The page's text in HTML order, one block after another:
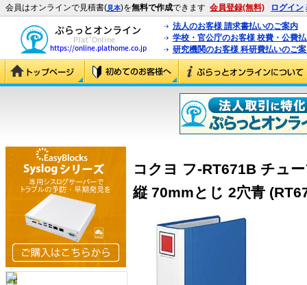
会員はオンラインで見積書(見本)を無料で作成できます 会員登録(無料) ログイン
法人のお客様 請求書払いのご案内
学校・官公庁のお客様 校費・公費
研究機関のお客様 科研費払いのご
コクヨ フ-RT671B チュ
縦 70mmとじ 2穴青